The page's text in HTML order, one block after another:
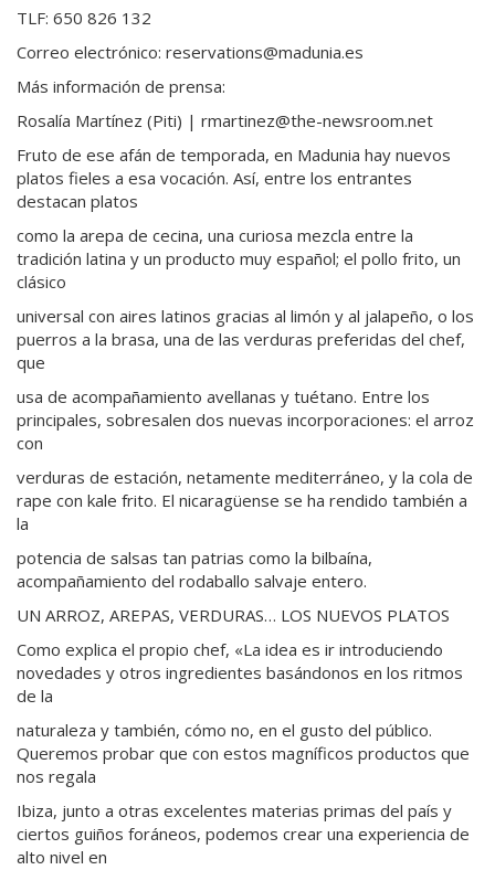
TLF: 650 826 132
Correo electrónico: reservations@madunia.es
Más información de prensa:
Rosalía Martínez (Piti) | rmartinez@the-newsroom.net
Fruto de ese afán de temporada, en Madunia hay nuevos
platos fieles a esa vocación. Así, entre los entrantes
destacan platos
como la arepa de cecina, una curiosa mezcla entre la
tradición latina y un producto muy español; el pollo frito, un
clásico
universal con aires latinos gracias al limón y al jalapeño, o los
puerros a la brasa, una de las verduras preferidas del chef,
que
usa de acompañamiento avellanas y tuétano. Entre los
principales, sobresalen dos nuevas incorporaciones: el arroz
con
verduras de estación, netamente mediterráneo, y la cola de
rape con kale frito. El nicaragüense se ha rendido también a
la
potencia de salsas tan patrias como la bilbaína,
acompañamiento del rodaballo salvaje entero.
UN ARROZ, AREPAS, VERDURAS… LOS NUEVOS PLATOS
Como explica el propio chef, «La idea es ir introduciendo
novedades y otros ingredientes basándonos en los ritmos
de la
naturaleza y también, cómo no, en el gusto del público.
Queremos probar que con estos magníficos productos que
nos regala
Ibiza, junto a otras excelentes materias primas del país y
ciertos guiños foráneos, podemos crear una experiencia de
alto nivel en